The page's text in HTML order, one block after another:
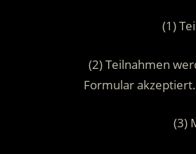
(1)
(2) Teilnahmen
Formular
(3)